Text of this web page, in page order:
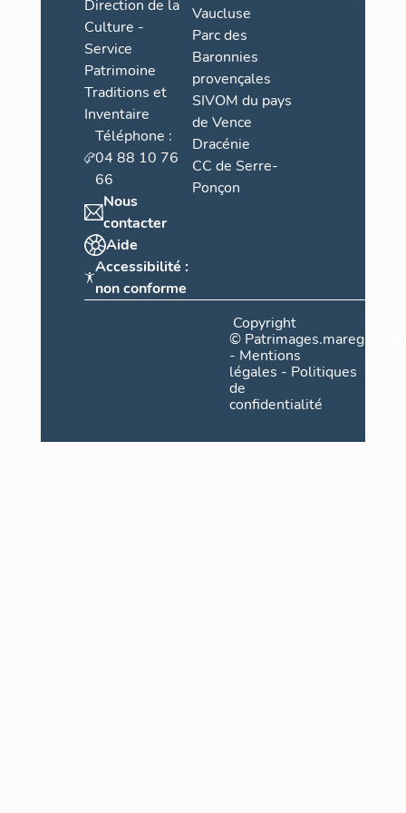
Direction de la
Culture -
Service
Patrimoine
Traditions et
Inventaire
Téléphone :
04 88 10 76
66
Nous
contacter
Aide
Accessibilité :
non conforme
Vaucluse
Parc des
Baronnies
provençales
SIVOM du pays
de Vence
Dracénie
CC de Serre-
Ponçon
Copyright
©
- Mentions
légales - Politiques
de
confidentialité